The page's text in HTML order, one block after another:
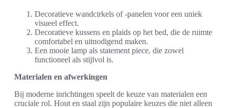
Decoratieve wandcirkels of -panelen voor een uniek
visueel effect.
Decoratieve kussens en plaids op het bed, die de ruimte
comfortabel en uitnodigend maken.
Een mooie lamp als statement piece, die zowel
functioneel als stijlvol is.
Materialen en afwerkingen
Bij moderne inrichtingen speelt de keuze van materialen een
cruciale rol. Hout en staal zijn populaire keuzes die niet alleen